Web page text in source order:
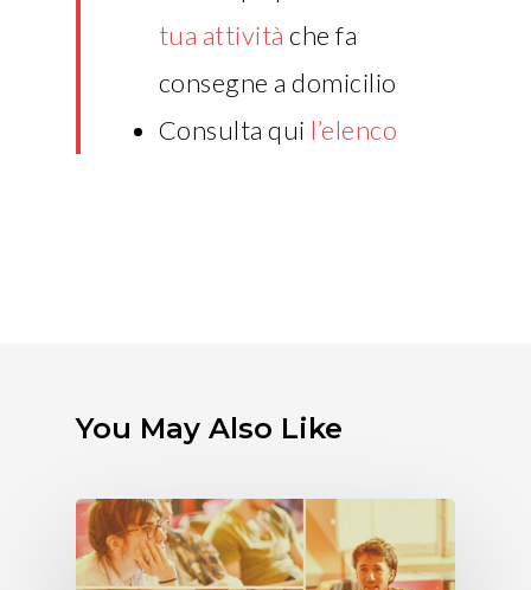
tua attività che fa
consegne a domicilio
Consulta qui l’elenco
You May Also Like